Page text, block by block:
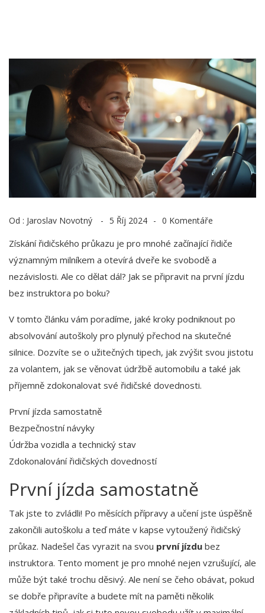
Od : Jaroslav Novotný 5 Říj 2024 0 Komentáře
Získání řidičského průkazu je pro mnohé začínající řidiče
významným milníkem a otevírá dveře ke svobodě a
nezávislosti. Ale co dělat dál? Jak se připravit na první jízdu
bez instruktora po boku?
V tomto článku vám poradíme, jaké kroky podniknout po
absolvování autoškoly pro plynulý přechod na skutečné
silnice. Dozvíte se o užitečných tipech, jak zvýšit svou jistotu
za volantem, jak se věnovat údržbě automobilu a také jak
příjemně zdokonalovat své řidičské dovednosti.
První jízda samostatně
Bezpečnostní návyky
Údržba vozidla a technický stav
Zdokonalování řidičských dovedností
První jízda samostatně
Tak jste to zvládli! Po měsících přípravy a učení jste úspěšně
zakončili autoškolu a teď máte v kapse vytoužený řidičský
průkaz. Nadešel čas vyrazit na svou první jízdu bez
instruktora. Tento moment je pro mnohé nejen vzrušující, ale
může být také trochu děsivý. Ale není se čeho obávat, pokud
se dobře připravíte a budete mít na paměti několik